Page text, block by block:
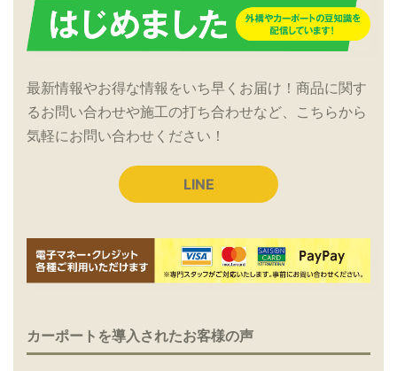
最新情報やお得な情報をいち早くお届け！商品に関す
るお問い合わせや施工の打ち合わせなど、こちらから
気軽にお問い合わせください！
LINE
カーポートを導入されたお客様の声